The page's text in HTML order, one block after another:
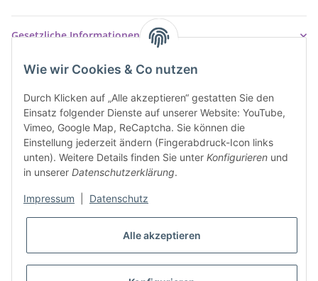
Wie wir Cookies & Co nutzen
Durch Klicken auf „Alle akzeptieren“ gestatten Sie den
Einsatz folgender Dienste auf unserer Website: YouTube,
Vimeo, Google Map, ReCaptcha. Sie können die
Einstellung jederzeit ändern (Fingerabdruck-Icon links
unten). Weitere Details finden Sie unter Konfigurieren und
in unserer Datenschutzerklärung.
Impressum Datenschutz
Alle akzeptieren
Gesetzliche Informationen
* Alle Preise inkl. gesetzlicher USt., inkl.
VERTRAG WIDERRUFEN